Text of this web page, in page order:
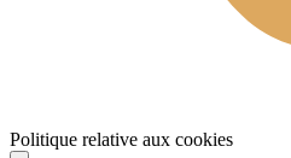
Politique relative aux cookies